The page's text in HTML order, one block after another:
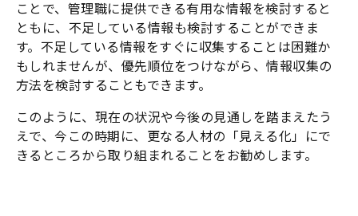
ことで、管理職に提供できる有用な情報を検討すると
ともに、不足している情報も検討することができま
す。不足している情報をすぐに収集することは困難か
もしれませんが、優先順位をつけながら、情報収集の
方法を検討することもできます。
このように、現在の状況や今後の見通しを踏まえたう
えで、今この時期に、更なる人材の「見える化」にで
きるところから取り組まれることをお勧めします。